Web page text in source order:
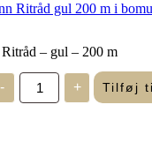
– gul – 200 m
-
Gütermann
Ritråd
-
+ Tilføj